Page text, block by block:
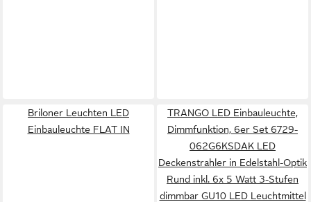
Briloner Leuchten LED
Einbauleuchte FLAT IN
TRANGO LED Einbauleuchte,
Dimmfunktion, 6er Set 6729-
062G6KSDAK LED
Deckenstrahler in Edelstahl-Optik
Rund inkl. 6x 5 Watt 3-Stufen
dimmbar GU10 LED Leuchtmittel